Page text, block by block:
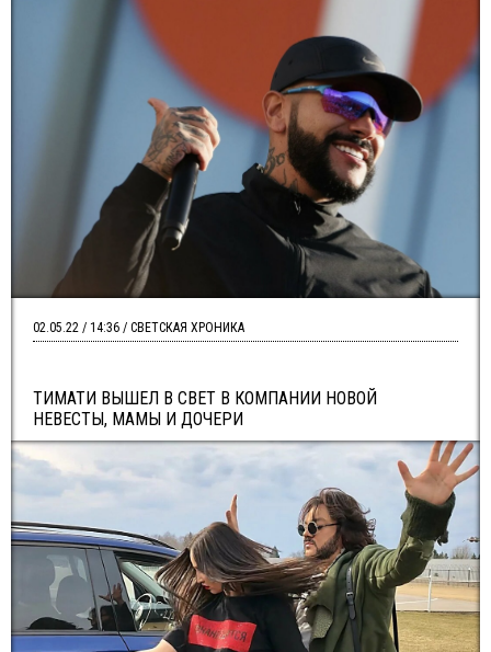
ТИМАТИ ВЫШЕЛ В СВЕТ В КОМПАНИИ НОВОЙ
НЕВЕСТЫ, МАМЫ И ДОЧЕРИ
02.05.22 / 14:36 / СВЕТСКАЯ ХРОНИКА